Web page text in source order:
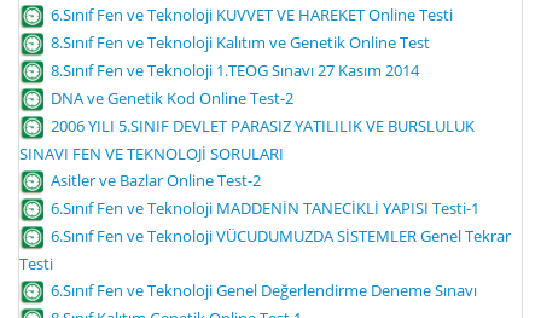
6.Sınıf Fen ve Teknoloji KUVVET VE HAREKET Online Testi
8.Sınıf Fen ve Teknoloji Kalıtım ve Genetik Online Test
8.Sınıf Fen ve Teknoloji 1.TEOG Sınavı 27 Kasım 2014
DNA ve Genetik Kod Online Test-2
2006 YILI 5.SINIF DEVLET PARASIZ YATILILIK VE BURSLULUK
SINAVI FEN VE TEKNOLOJİ SORULARI
Asitler ve Bazlar Online Test-2
6.Sınıf Fen ve Teknoloji MADDENİN TANECİKLİ YAPISI Testi-1
6.Sınıf Fen ve Teknoloji VÜCUDUMUZDA SİSTEMLER Genel Tekrar
Testi
6.Sınıf Fen ve Teknoloji Genel Değerlendirme Deneme Sınavı